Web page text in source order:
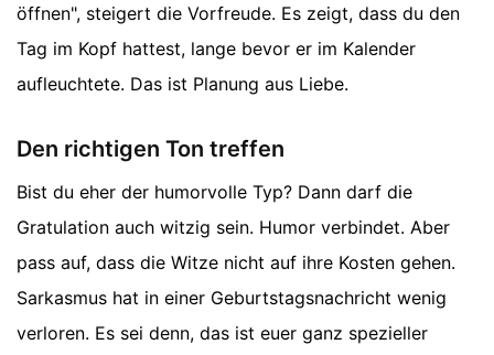
öffnen", steigert die Vorfreude. Es zeigt, dass du den
Tag im Kopf hattest, lange bevor er im Kalender
aufleuchtete. Das ist Planung aus Liebe.
Den richtigen Ton treffen
Bist du eher der humorvolle Typ? Dann darf die
Gratulation auch witzig sein. Humor verbindet. Aber
pass auf, dass die Witze nicht auf ihre Kosten gehen.
Sarkasmus hat in einer Geburtstagsnachricht wenig
verloren. Es sei denn, das ist euer ganz spezieller